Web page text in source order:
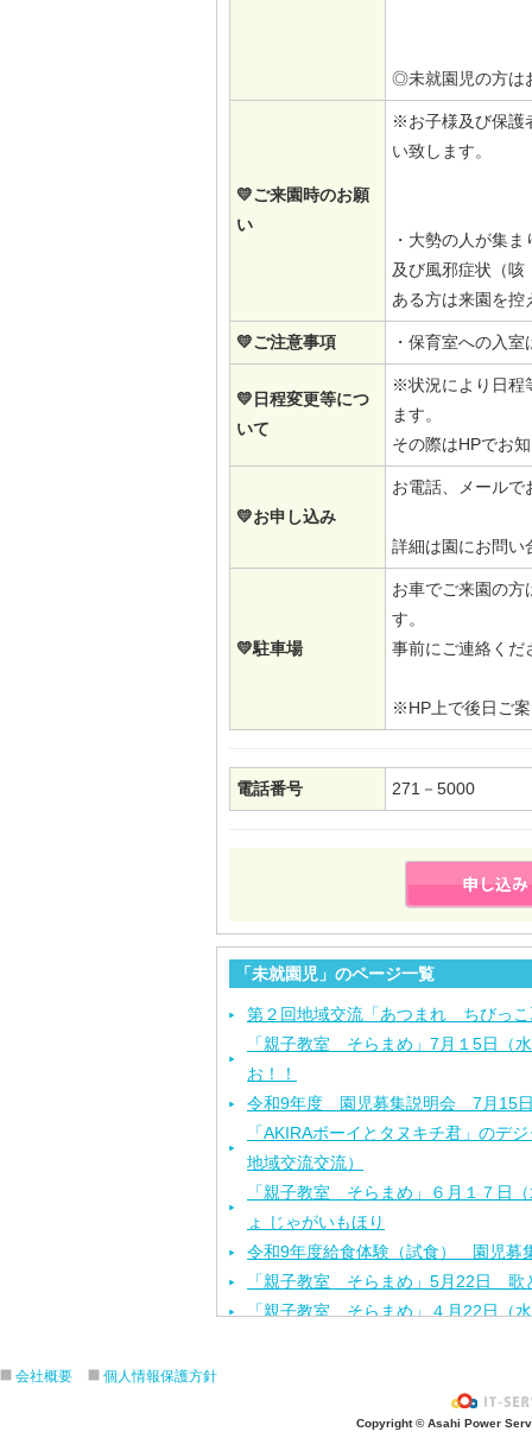
◎未就園児の方は
💛ご来園時のお願
い
※お子様及び保護
い致します。
・大勢の人が集
及び風邪症状（咳
ある方は来園を控
💛ご注意事項 ・保育室への入
💛日程変更等につ
いて
※状況により日程
ます。
その際はHPでお
💛お申し込み
お電話、メールで
詳細は園にお問い
💛駐車場
お車でご来園の方
す。
事前にご
※HP上で後
電話番号 271－5000
「未就園児」のページ一覧
第２回地域交流「あつまれ ちびっこ
「親子教室 そらまめ」7月１5日（
お！！
令和9年度 園児募集説明会 7月15
「AKIRAボーイとタヌキチ君」のデ
地域交流交流）
「親子教室 そらまめ」６月１７日
ょ じゃがいもほり
令和9年度給食体験（試食） 園児
「親子教室 そらまめ」5月22日 歌
「親子教室 そらまめ」４月22日（
「AKIRAボーイとタヌキチ君」のデ
回地域交流交流）
会社概要 個人情報保護方針
Copyright © Asahi Power